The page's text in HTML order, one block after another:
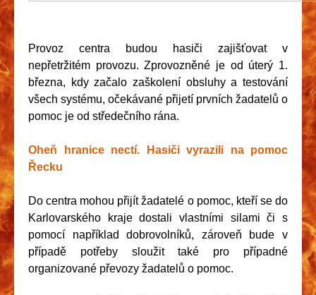
Provoz centra budou hasiči zajišťovat v
nepřetržitém provozu. Zprovozněné je od úterý 1.
března, kdy začalo zaškolení obsluhy a testování
všech systému, očekávané přijetí prvních žadatelů o
pomoc je od středečního rána.
Oheň hranice nectí. Hasiči vyrazili na pomoc
Řecku
Do centra mohou přijít žadatelé o pomoc, kteří se do
Karlovarského kraje dostali vlastními silami či s
pomocí například dobrovolníků, zároveň bude v
případě potřeby sloužit také pro případné
organizované převozy žadatelů o pomoc.